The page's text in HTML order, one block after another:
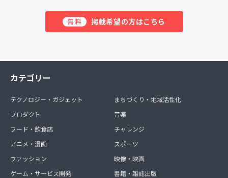
無料 掲載希望の方はこちら
カテゴリー
テクノロジー・ガジェット
プロダクト
フード・飲食店
アニメ・漫画
ファッション
ゲーム・サービス開発
まちづくり・地域活性化
音楽
チャレンジ
スポーツ
映像・映画
書籍・雑誌出版